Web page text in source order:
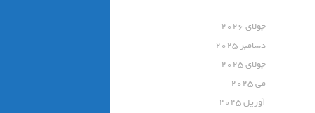
جولای 2026
دسامبر 2025
جولای 2025
می 2025
آوریل 2025